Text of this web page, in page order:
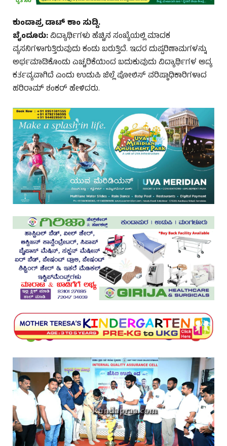
ಕುಂದಾಪ್ರ ಡಾಟ್‌ ಕಾಂ ಸುದ್ದಿ.
ಬೈಂದೂರು:‌ವಿದ್ಯಾರ್ಥಿಗಳು ಹೆಚ್ಚಿನ ಸಂಖ್ಯೆಯಲ್ಲಿ ಮಾದಕ
ವ್ಯಸನಿಗಳಾಗುತ್ತಿರುವುದು ಕಂಡು ಬರುತ್ತಿದೆ. ಇದರ ದುಷ್ಪರಿಣಾಮಗಳನ್ನು
ಅರ್ಥಮಾಡಿಕೊಂಡು ಎಚ್ಚರಿಕೆಯಿಂದ ಬದುಕುವುದು ವಿದ್ಯಾರ್ಥಿಗಳ ಆದ್ಯ
ಕರ್ತವ್ಯವಾಗಿದೆ ಎಂದು ಉಡುಪಿ ಜಿಲ್ಲೆ ಪೋಲಿಸ್ ವರಿಷ್ಠಾಧಿಕಾರಿಗಳಾದ
ಹರಿರಾಮ್ ಶಂಕರ್ ಹೇಳಿದರು.